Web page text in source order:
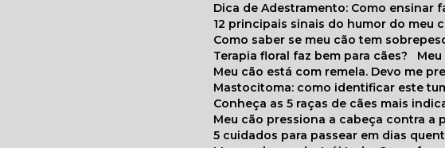
Dica de Adestramento: Como ensinar
12 principais sinais do humor do meu
Como saber se meu cão tem
Terapia floral faz bem para cães?
Meu cão está com remela. Devo me
Mastocitoma: como identificar este
Conheça as 5 raças de cães mais
Meu cão pressiona a cabeça contra
5 cuidados para passear em dias